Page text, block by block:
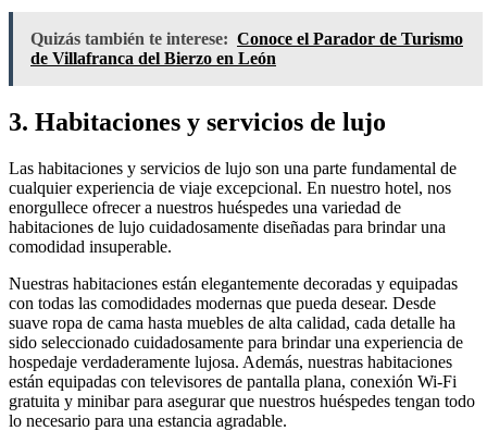
Quizás también te interese: Conoce el Parador de Turismo
de Villafranca del Bierzo en León
3. Habitaciones y servicios de lujo
Las habitaciones y servicios de lujo son una parte fundamental de
cualquier experiencia de viaje excepcional. En nuestro hotel, nos
enorgullece ofrecer a nuestros huéspedes una variedad de
habitaciones de lujo cuidadosamente diseñadas para brindar una
comodidad insuperable.
Nuestras habitaciones están elegantemente decoradas y equipadas
con todas las comodidades modernas que pueda desear. Desde
suave ropa de cama hasta muebles de alta calidad, cada detalle ha
sido seleccionado cuidadosamente para brindar una experiencia de
hospedaje verdaderamente lujosa. Además, nuestras habitaciones
están equipadas con televisores de pantalla plana, conexión Wi-Fi
gratuita y minibar para asegurar que nuestros huéspedes tengan todo
lo necesario para una estancia agradable.